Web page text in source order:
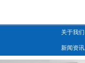
关于我们
新闻资讯